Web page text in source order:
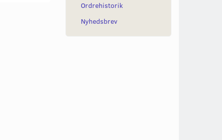
Ordrehistorik
Nyhedsbrev